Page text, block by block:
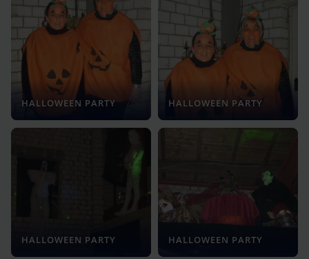
HALLOWEEN PARTY HALLOWEEN PARTY
HALLOWEEN PARTY HALLOWEEN PARTY